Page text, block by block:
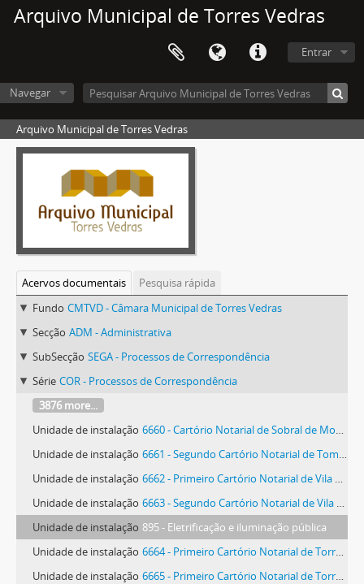
Arquivo Municipal de Torres Vedras
Entrar
Navegar
Arquivo Municipal de Torres Vedras
Acervos documentais
Pesquisa rápida
Fundo CMTVD - Câmara Municipal de Torres Vedras
Secção ADM - Administrativa
SubSecção SEGA - Processos de Correspondência
Série COR - Processos de Correspondência
3876 more...
Unidade de instalação 6660 - Cartório Notarial de Sobral de Monte Agraço
Unidade de instalação 6661 - Segundo Cartório Notarial de Tomar
Unidade de instalação 6662 - Primeiro Cartório Notarial de Vila Franca de Xira
Unidade de instalação 6663 - Segundo Cartório Notarial de Vila Franca de Xira
Unidade de instalação 895 - Eletrificação e iluminação pública
Unidade de instalação 6664 - Primeiro Cartório Notarial de Torres Vedras
Unidade de instalação 6665 - Primeiro Cartório Notarial de Torres Vedras